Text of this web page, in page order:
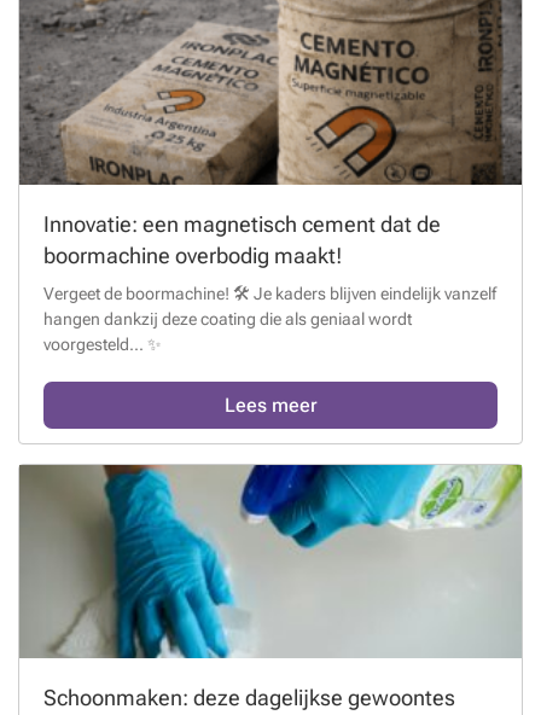
Innovatie: een magnetisch cement dat de
boormachine overbodig maakt!
Vergeet de boormachine! 🛠️ Je kaders blijven eindelijk vanzelf
hangen dankzij deze coating die als geniaal wordt
voorgesteld... ✨
Lees meer
Schoonmaken: deze dagelijkse gewoontes